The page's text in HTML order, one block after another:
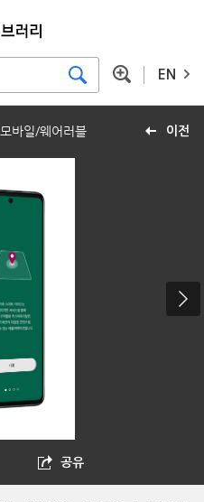
EN
이전
| 모바일/웨어러블
공유